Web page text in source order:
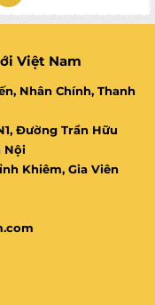
Việt Nam
Nhân Chính, Thanh
Đường Trần Hữu
Nội
Khiêm, Gia Viên